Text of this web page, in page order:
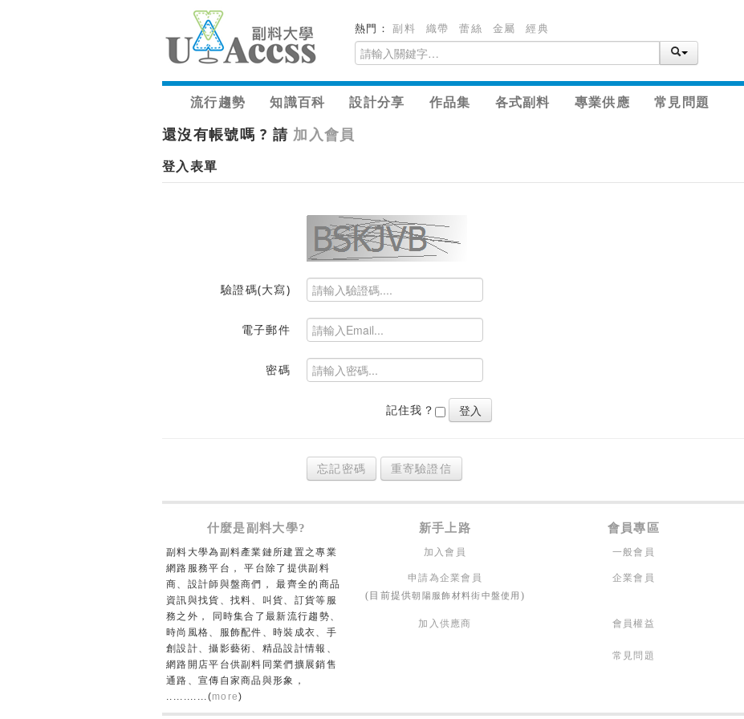
熱門：副料 織帶 蕾絲 金屬 經典
流行趨勢 知識百科 設計分享 作品集 各式副料 專業供應 常見問題
還沒有帳號嗎 ? 請 加入會員
登入表單
驗證碼(大寫)
電子郵件
密碼
記住我？
忘記密碼 重寄驗證信
什麼是副料大學? 新手上路 會員專區
副料大學為副料產業鏈所建置之專業
網路服務平台， 平台除了提供副料
商、設計師與盤商們， 最齊全的商品
資訊與找貨、找料、叫貨、訂貨等服
務之外， 同時集合了最新流行趨勢、
時尚風格、服飾配件、時裝成衣、手
創設計、攝影藝術、精品設計情報、
網路開店平台供副料同業們擴展銷售
通路、宣傳自家商品與形象，
............(more)
加入會員 一般會員
申請為企業會員
(目前提供朝陽服飾材料街中盤使用 )
企業會員
加入供應商 會員權益
常見問題